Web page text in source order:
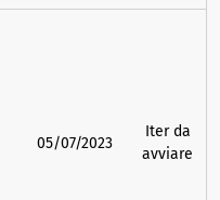
05/07/2023
Iter da
avviare